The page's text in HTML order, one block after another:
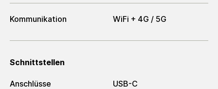
Kommunikation WiFi + 4G / 5G
Schnittstellen
Anschlüsse USB-C